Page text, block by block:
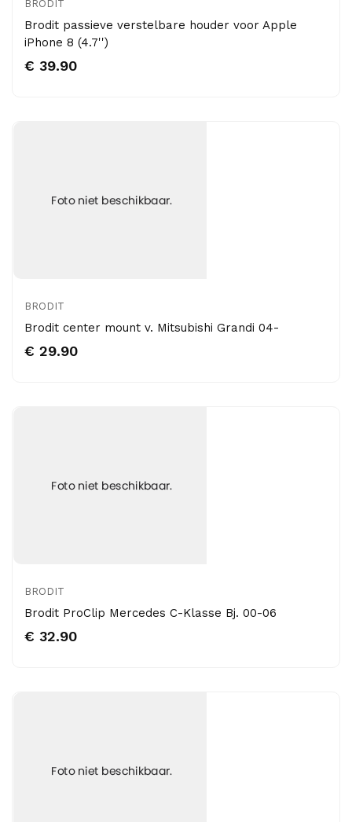
BRODIT
Brodit passieve verstelbare houder voor Apple
iPhone 8 (4.7'')
€ 39.90
BRODIT
Brodit center mount v. Mitsubishi Grandi 04-
€ 29.90
BRODIT
Brodit ProClip Mercedes C-Klasse Bj. 00-06
€ 32.90